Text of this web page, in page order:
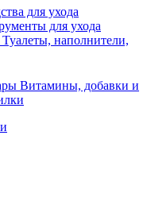
для ухода
для ухода
Туалеты, наполнители,
Витамины, добавки и